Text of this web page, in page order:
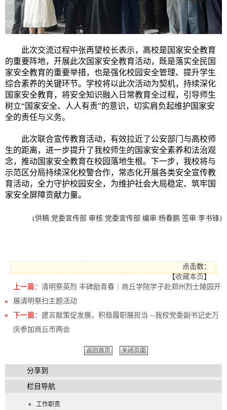
此次交流过程中张再望校长表示，高校是国家安全教育
的重要阵地，开展此次国家安全教育活动，既是落实全民国
家安全教育的重要举措，也是强化校园安全管理、提升学生
综合素养的关键环节。学校将以此次活动为契机，持续深化
国家安全教育，将安全知识融入日常教育全过程，引导师生
树立“国家安全、人人有责”的意识，切实肩负起维护国家安
全的责任与义务。
此次联合宣传教育活动，有效拉近了公安部门与高校师
生的距离，进一步提升了我校师生的国家安全素养和法治观
念，推动国家安全教育在校园落地生根。下一步， 我校将与
示范区分局持续深化校警合作，常态化开展各类安全宣传教
育活动，全力守护校园安全，为维护社会大局稳定、筑牢国
家安全屏障贡献力量。
(供稿:党委宣传部 审核:党委宣传部 编审:杨春鹏 签审:李书锋)
点击数：
【收藏本页 】
上一篇： 清明祭英烈 丰碑励青春｜商丘学院学子赴郑州烈士陵园开
展清明祭扫主题活动
下一篇： 建言献策促发展，积极履职展担当 --我校党委副书记史万
庆参加商丘市两会
返回首页 关闭页面
分享到
栏目导航
工作职责